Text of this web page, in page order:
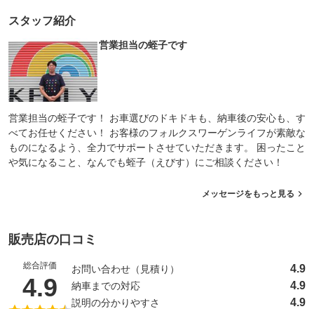
スタッフ紹介
営業担当の蛭子です
営業担当の蛭子です！ お車選びのドキドキも、納車後の安心も、す
べてお任せください！ お客様のフォルクスワーゲンライフが素敵な
ものになるよう、全力でサポートさせていただきます。 困ったこと
や気になること、なんでも蛭子（えびす）にご相談ください！
メッセージをもっと見る
販売店の口コミ
総合評価
4.9 （5点満点中）
お問い合わせ（見積り） 4.9
納車までの対応 4.9
説明の分かりやすさ 4.9